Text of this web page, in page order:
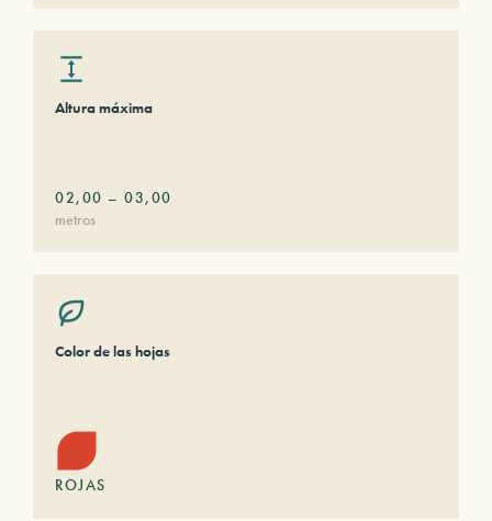
Altura máxima
02,00 – 03,00
metros
Color de las hojas
ROJAS